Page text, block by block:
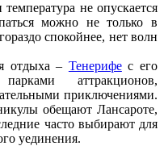
не опускается
можно не только в
спокойнее, нет волн
отдыха – Тенерифес его
аттракционов,
приключениями.
обещают Лансароте,
часто выбирают для
уединения.